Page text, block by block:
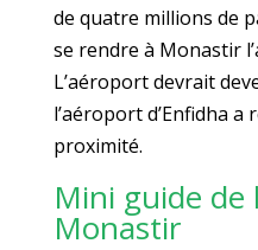
de quatre millions de
se rendre à Monastir
L’aéroport devrait
l’aéroport d’Enfidha
proximité.
Mini guide de
Monastir